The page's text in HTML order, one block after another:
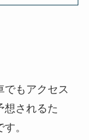
でもアクセス
想されるた
。